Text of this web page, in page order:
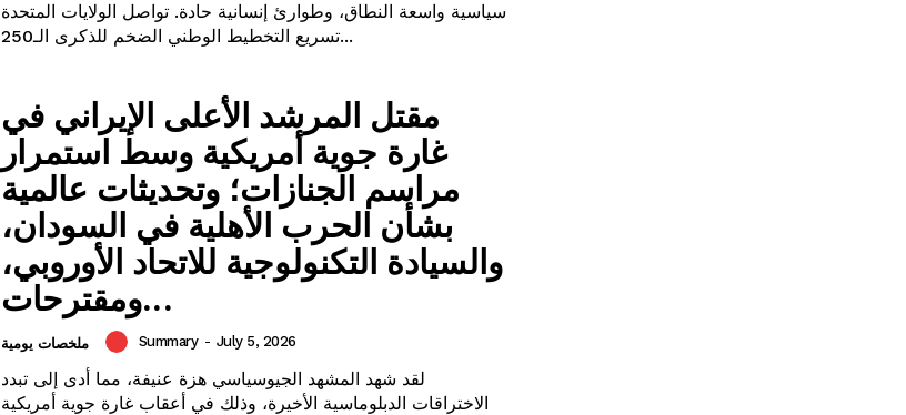
سياسية واسعة النطاق، وطوارئ إنسانية حادة. تواصل الولايات المتحدة
تسريع التخطيط الوطني الضخم للذكرى الـ250...
مقتل المرشد الأعلى الإيراني في
غارة جوية أمريكية وسط استمرار
مراسم الجنازات؛ وتحديثات عالمية
بشأن الحرب الأهلية في السودان،
والسيادة التكنولوجية للاتحاد الأوروبي،
ومقترحات...
ملخصات يومية Summary - July 5, 2026
لقد شهد المشهد الجيوسياسي هزة عنيفة، مما أدى إلى تبدد
الاختراقات الدبلوماسية الأخيرة، وذلك في أعقاب غارة جوية أمريكية